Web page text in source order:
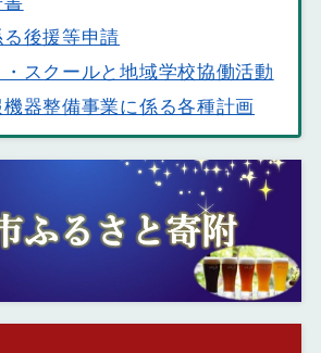
後援等申請
スクールと地域学校協働活動
器整備事業に係る各種計画